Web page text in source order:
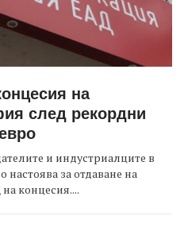
на
след рекордни
и индустриалците в
за отдаване на
концесия....